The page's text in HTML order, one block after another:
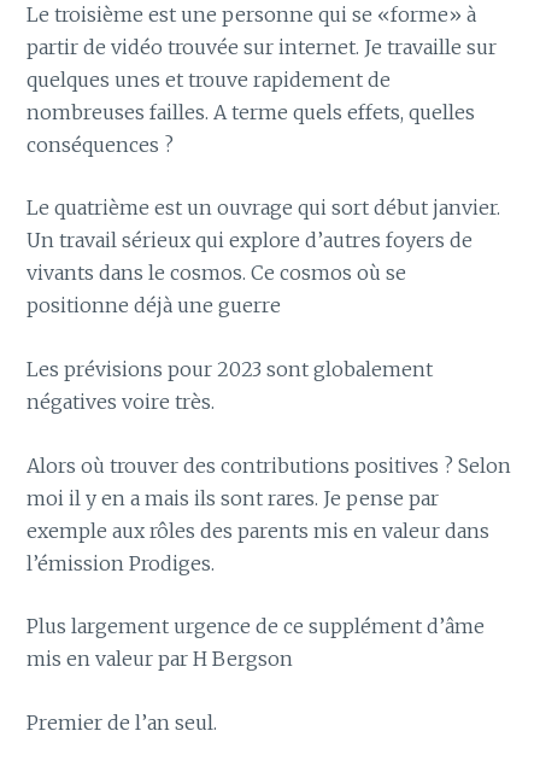
Le troisième est une personne qui se «forme» à
partir de vidéo trouvée sur internet. Je travaille sur
quelques unes et trouve rapidement de
nombreuses failles. A terme quels effets, quelles
conséquences ?
Le quatrième est un ouvrage qui sort début janvier.
Un travail sérieux qui explore d’autres foyers de
vivants dans le cosmos. Ce cosmos où se
positionne déjà une guerre
Les prévisions pour 2023 sont globalement
négatives voire très.
Alors où trouver des contributions positives ? Selon
moi il y en a mais ils sont rares. Je pense par
exemple aux rôles des parents mis en valeur dans
l’émission Prodiges.
Plus largement urgence de ce supplément d’âme
mis en valeur par H Bergson
Premier de l’an seul.